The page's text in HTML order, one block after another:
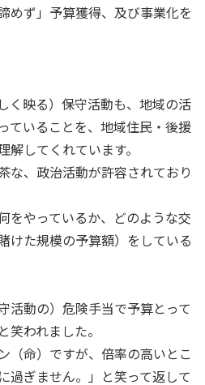
めず」予算獲得、及び事業化を
く映る）保守活動も、地域の活
ていることを、地域住民・後援
してくれています。
な、政治活動が許容されており
をやっているか、どのような交
けた規模の予算額）をしている
活動の）危険手当で予算とって
笑われました。
（命）ですが、倍率の高いとこ
過ぎません。」と笑って返して